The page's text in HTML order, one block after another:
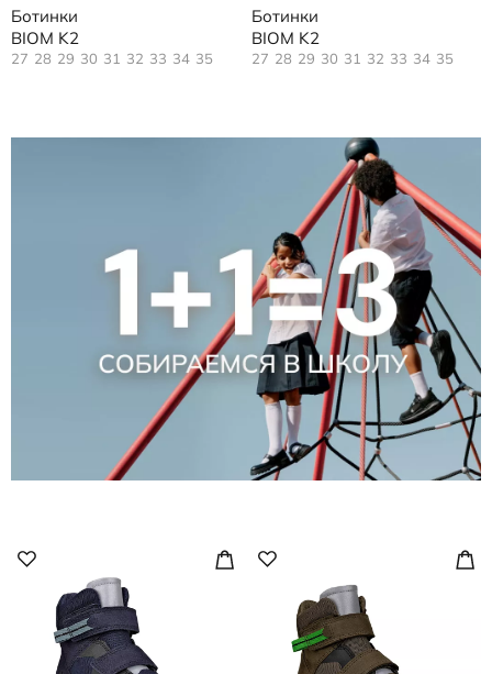
Ботинки
BIOM K2
27 28 29 30 31 32 33 34 35
Ботинки
BIOM K2
27 28 29 30 31 32 33 34 35